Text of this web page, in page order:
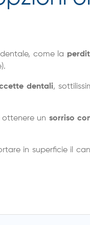
come la
dentali,
un sorriso
in superficie il